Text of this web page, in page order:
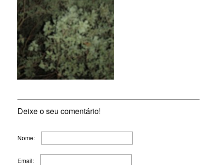
Deixe o seu comentário!
Nome:
Email: